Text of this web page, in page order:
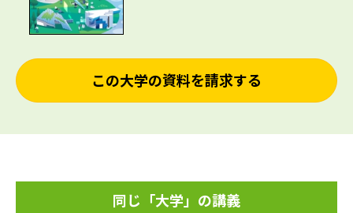
この大学の資料を請求する
同じ「大学」の講義